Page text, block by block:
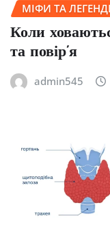
МІФИ ТА
Коли
та повір’я
admin545